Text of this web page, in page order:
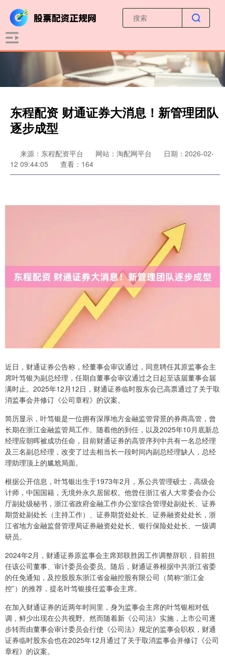
东程配资 财通证券大消息！新管理团队
逐步成型
来源：东程配资平台 网站：淘配网平台
日期：2026-02-
12 09:44:05
查看：164
近日，财通证券公告称，经董事会审议通过，同意聘任其原监事会主
席叶笃银为副总经理，任期自董事会审议通过之日起至该届董事会届
满时止。2025年12月12日，财通证券临时股东会已高票通过了关于取
消监事会并修订《公司章程》的议案。
简历显示，叶笃银是一位拥有深厚地方金融监管背景的券商高管，曾
长期在浙江金融监管局工作。随着他的到任，以及2025年10月底新总
经理应朝晖被成功任命，目前财通证券的高管序列中共有一名总经理
及三名副总经理，改变了过去相当长一段时间内副总经理缺人，总经
理助理顶上的尴尬局面。
根据公开信息，叶笃银出生于1973年2月，系公共管理硕士，高级会
计师，中国国籍，无境外永久居留权。他曾任浙江省人大常委会办公
厅副处级秘书，浙江省政府金融工作办公室综合管理处副处长、证券
期货处副处长（主持工作）、证券期货处处长、证券融资处处长，浙
江省地方金融监督管理局证券融资处处长、银行保险处处长、一级调
研员。
2024年2月，财通证券原监事会主席郑联胜因工作调整辞职，目前担
任该公司董事、审计委员会委员。随后，财通证券根据中共浙江省委
的任免通知，及控股股东浙江省金融控股有限公司（简称“浙江金
控”）的推荐，提名叶笃银接任监事会主席。
在加入财通证券的近两年时间里，身为监事会主席的叶笃银相对低
调，鲜少出现在公共视野。然而随着新《公司法》实施，上市公司逐
步转而由董事会审计委员会行使《公司法》规定的监事会职权，财通
证券临时股东会也在2025年12月通过了关于取消监事会并修订《公司
章程》的议案。